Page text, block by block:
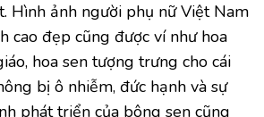
Hình ảnh người phụ nữ Việt Nam
cao đẹp cũng được ví như hoa
hoa sen tượng trưng cho cái
bị ô nhiễm, đức hạnh và sự
phát triển của bông sen cũng